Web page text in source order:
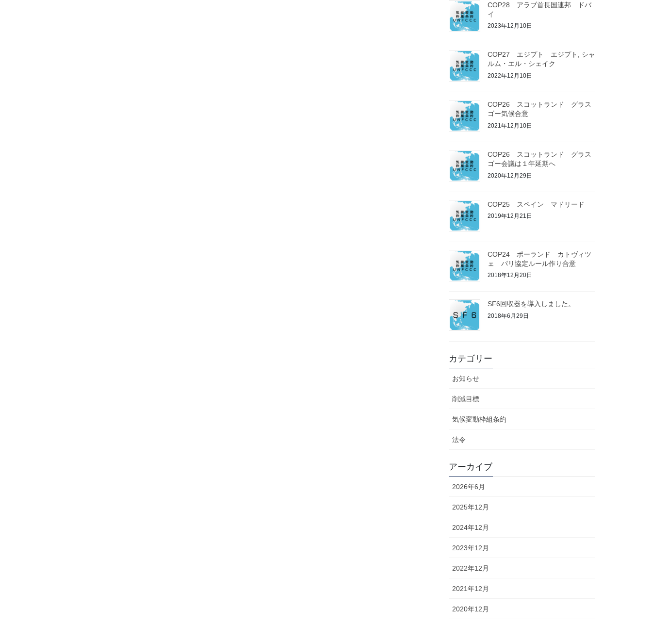
COP28 アラブ首長国連邦 ドバ
イ
2023年12月10日
COP27 エジプト エジプト, シャ
ルム・エル・シェイク
2022年12月10日
COP26 スコットランド グラス
ゴー気候合意
2021年12月10日
COP26 スコットランド グラス
ゴー会議は１年延期へ
2020年12月29日
COP25 スペイン マドリード
2019年12月21日
COP24 ポーランド カトヴィツ
ェ パリ協定ルール作り合意
2018年12月20日
SF6回収器を導入しました。
2018年6月29日
カテゴリー
お知らせ
削減目標
気候変動枠組条約
法令
アーカイブ
2026年6月
2025年12月
2024年12月
2023年12月
2022年12月
2021年12月
2020年12月